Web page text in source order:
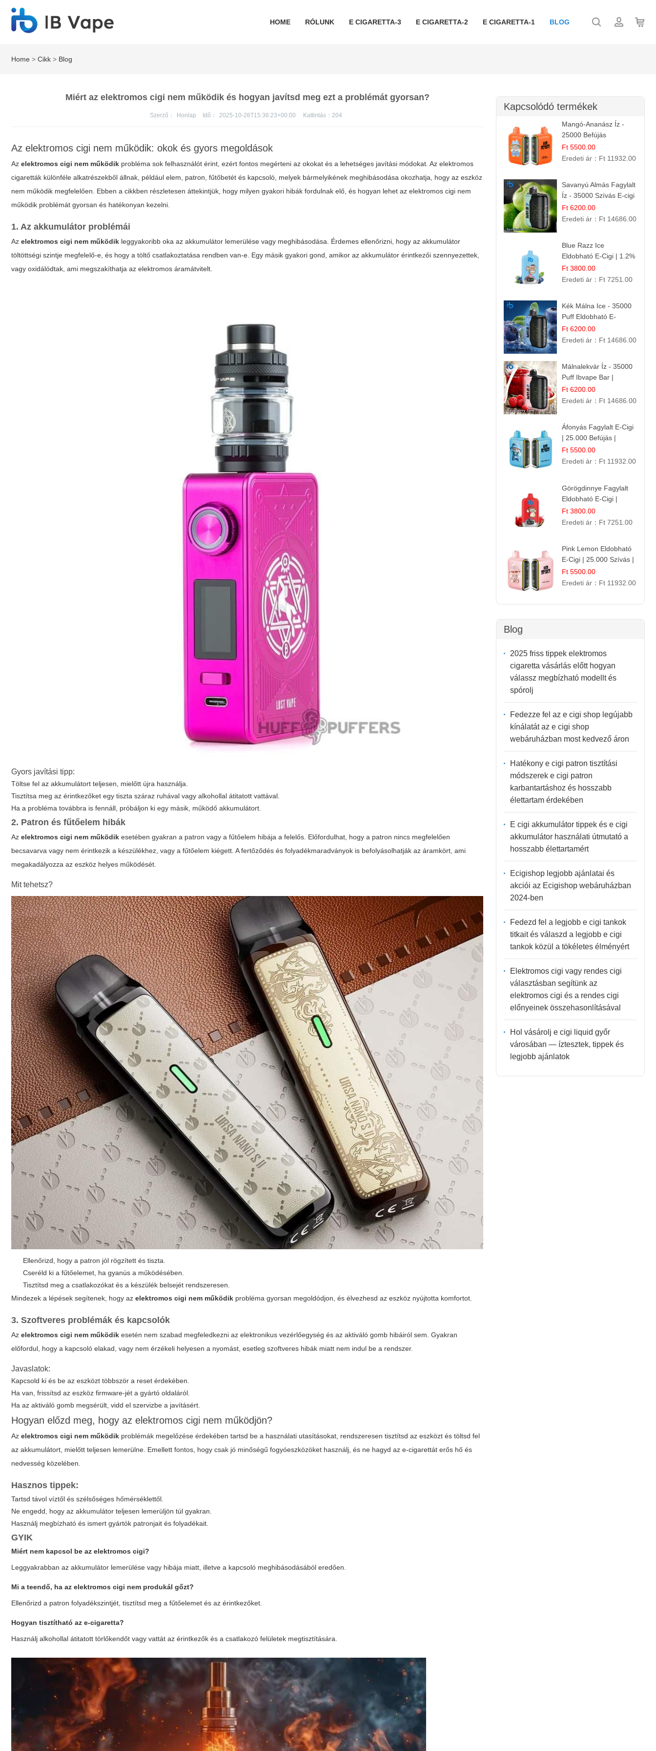
HOME RÓLUNK E CIGARETTA-3 E CIGARETTA-2 E CIGARETTA-1 BLOG
Home >Cikk > Blog
Miért az elektromos cigi nem működik és hogyan javítsd meg ezt a problémát gyorsan?
Szerző： Honlap Idő： 2025-10-26T15:36:23+00:00 Kattintás：204
Az elektromos cigi nem működik: okok és gyors megoldások
Azelektromos cigi nem működik probléma sok felhasználót érint, ezért fontos megérteni az okokat és a lehetséges javítási módokat. Az elektromos
cigaretták különféle alkatrészekből állnak, például elem, patron, fűtőbetét és kapcsoló, melyek bármelyikének meghibásodása okozhatja, hogy az eszköz
nem működik megfelelően. Ebben a cikkben részletesen áttekintjük, hogy milyen gyakori hibák fordulnak elő, és hogyan lehet azelektromos cigi nem
működik problémát gyorsan és hatékonyan kezelni.
1. Az akkumulátor problémái
Azelektromos cigi nem működik leggyakoribb oka az akkumulátor lemerülése vagy meghibásodása. Érdemes ellenőrizni, hogy az akkumulátor
töltöttségi szintje megfelelő-e, és hogy a töltő csatlakoztatása rendben van-e. Egy másik gyakori gond, amikor az akkumulátor érintkezői szennyezettek,
vagy oxidálódtak, ami megszakíthatja az elektromos áramátvitelt.
Gyors javítási tipp:
Töltse fel az akkumulátort teljesen, mielőtt újra használja.
Tisztítsa meg az érintkezőket egy tiszta száraz ruhával vagy alkohollal átitatott vattával.
Ha a probléma továbbra is fennáll, próbáljon ki egy másik, működő akkumulátort.
2. Patron és fűtőelem hibák
Azelektromos cigi nem működik esetében gyakran a patron vagy a fűtőelem hibája a felelős. Előfordulhat, hogy a patron nincs megfelelően
becsavarva vagy nem érintkezik a készülékhez, vagy a fűtőelem kiégett. A fertőződés és folyadékmaradványok is befolyásolhatják az áramkört, ami
megakadályozza az eszköz helyes működését.
Mit tehetsz?
Ellenőrizd, hogy a patron jól rögzített és tiszta.
Cseréld ki a fűtőelemet, ha gyanús a működésében.
Tisztítsd meg a csatlakozókat és a készülék belsejét rendszeresen.
Mindezek a lépések segítenek, hogy azelektromos cigi nem működik probléma gyorsan megoldódjon, és élvezhesd az eszköz nyújtotta komfortot.
3. Szoftveres problémák és kapcsolók
Azelektromos cigi nem működik esetén nem szabad megfeledkezni az elektronikus vezérlőegység és az aktiváló gomb hibáiról sem. Gyakran
előfordul, hogy a kapcsoló elakad, vagy nem érzékeli helyesen a nyomást, esetleg szoftveres hibák miatt nem indul be a rendszer.
Javaslatok:
Kapcsold ki és be az eszközt többször a reset érdekében.
Ha van, frissítsd az eszköz firmware-jét a gyártó oldaláról.
Ha az aktiváló gomb megsérült, vidd el szervizbe a javításért.
Hogyan előzd meg, hogy az elektromos cigi nem működjön?
Azelektromos cigi nem működik problémák megelőzése érdekében tartsd be a használati utasításokat, rendszeresen tisztítsd az eszközt és töltsd fel
az akkumulátort, mielőtt teljesen lemerülne. Emellett fontos, hogy csak jó minőségű fogyóeszközöket használj, és ne hagyd az e-cigarettát erős hő és
nedvesség közelében.
Hasznos tippek:
Tartsd távol víztől és szélsőséges hőmérséklettől.
Ne engedd, hogy az akkumulátor teljesen lemerüljön túl gyakran.
Használj megbízható és ismert gyártók patronjait és folyadékait.
GYIK
Miért nem kapcsol be az elektromos cigi?
Leggyakrabban az akkumulátor lemerülése vagy hibája miatt, illetve a kapcsoló meghibásodásából eredően.
Mi a teendő, ha az elektromos cigi nem produkál gőzt?
Ellenőrizd a patron folyadékszintjét, tisztítsd meg a fűtőelemet és az érintkezőket.
Hogyan tisztítható az e-cigaretta?
Használj alkohollal átitatott törlőkendőt vagy vattát az érintkezők és a csatlakozó felületek megtisztítására.
Kapcsolódó termékek
Mangó-Ananász Íz -
25000 Befújás
Eldobható E-ciga |
Trópusi Gyümölcs
Ft 5500.00
Eredeti ár： Ft 11932.00
Savanyú Almás Fagylalt
Íz - 35000 Szívás E-cigi
Ft 6200.00
Eredeti ár： Ft 14686.00
Blue Razz Ice
Eldobható E-Cigi | 1.2%
Nikotin | Jéghideg
Málna Íz
Ft 3800.00
Eredeti ár： Ft 7251.00
Kék Málna Ice - 35000
Puff Eldobható E-
cigaretta | Élénkítő
Gyümölcsös
Ft 6200.00
Eredeti ár： Ft 14686.00
Málnalekvár Íz - 35000
Puff Ibvape Bar |
Gazdag Gyümölcsös
Ízélmény!
Ft 6200.00
Eredeti ár： Ft 14686.00
Áfonyás Fagylalt E-Cigi
| 25.000 Befújás |
Eldobható E-Cigaretta
Ft 5500.00
Eredeti ár： Ft 11932.00
Görögdinnye Fagylalt
Eldobható E-Cigi |
12.000 Szívás | Édes
Vízidín Íz
Ft 3800.00
Eredeti ár： Ft 7251.00
Pink Lemon Eldobható
E-Cigi | 25.000 Szívás |
Rózsaszín Citrom Íz
Ft 5500.00
Eredeti ár： Ft 11932.00
Blog
2025 friss tippek elektromos
cigaretta vásárlás előtt hogyan
válassz megbízható modellt és
spórolj
Fedezze fel az e cigi shop legújabb
kínálatát az e cigi shop
webáruházban most kedvező áron
Hatékony e cigi patron tisztítási
módszerek e cigi patron
karbantartáshoz és hosszabb
élettartam érdekében
E cigi akkumulátor tippek és e cigi
akkumulátor használati útmutató a
hosszabb élettartamért
Ecigishop legjobb ajánlatai és
akciói az Ecigishop webáruházban
2024-ben
Fedezd fel a legjobb e cigi tankok
titkait és válaszd a legjobb e cigi
tankok közül a tökéletes élményért
Elektromos cigi vagy rendes cigi
választásban segítünk az
elektromos cigi és a rendes cigi
előnyeinek összehasonlításával
Hol vásárolj e cigi liquid győr
városában — íztesztek, tippek és
legjobb ajánlatok